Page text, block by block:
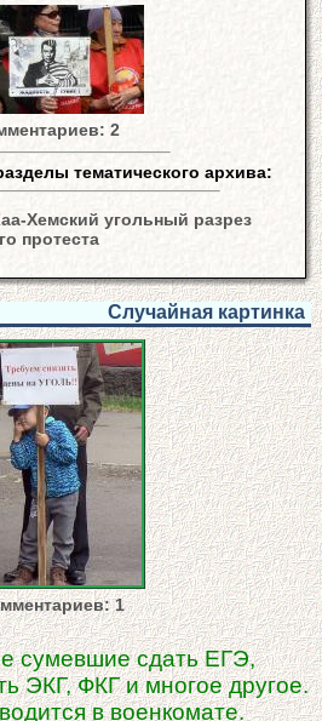
2
тематического архива:
Хемский угольный разрез
протеста
Случайная картинка
1
сумевшие сдать ЕГЭ,
ЭКГ, ФКГ и многое другое.
в военкомате.